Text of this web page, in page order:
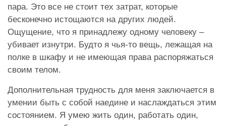
пара. Это все не стоит тех затрат, которые
бесконечно истощаются на других людей.
Ощущение, что я принадлежу одному человеку –
убивает изнутри. Будто я чья-то вещь, лежащая на
полке в шкафу и не имеющая права распоряжаться
своим телом.
Дополнительная трудность для меня заключается в
умении быть с собой наедине и наслаждаться этим
состоянием. Я умею жить один, работать один,